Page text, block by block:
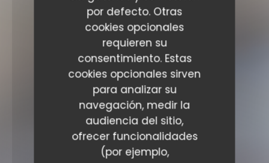
por defecto. Otras
cookies opcionales
requieren su
consentimiento. Estas
cookies opcionales sirven
para analizar su
navegación, medir la
audiencia del sitio,
ofrecer funcionalidades
(por ejemplo,